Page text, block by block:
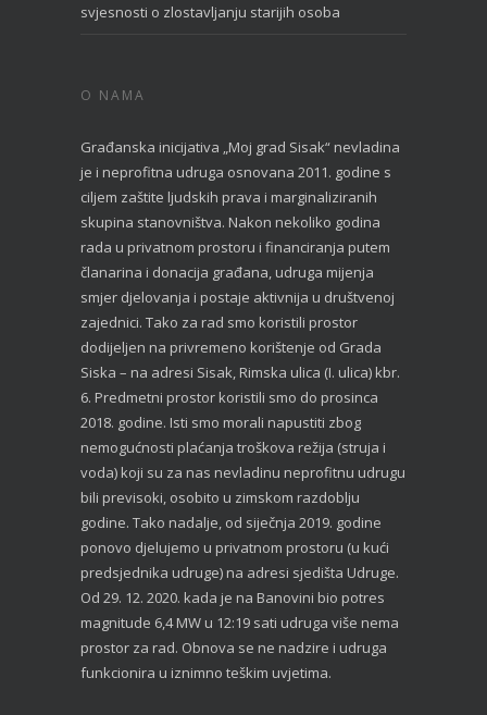
svjesnosti o zlostavljanju starijih osoba
O NAMA
Građanska inicijativa „Moj grad Sisak“ nevladina
je i neprofitna udruga osnovana 2011. godine s
ciljem zaštite ljudskih prava i marginaliziranih
skupina stanovništva. Nakon nekoliko godina
rada u privatnom prostoru i financiranja putem
članarina i donacija građana, udruga mijenja
smjer djelovanja i postaje aktivnija u društvenoj
zajednici. Tako za rad smo koristili prostor
dodijeljen na privremeno korištenje od Grada
Siska – na adresi Sisak, Rimska ulica (I. ulica) kbr.
6. Predmetni prostor koristili smo do prosinca
2018. godine. Isti smo morali napustiti zbog
nemogućnosti plaćanja troškova režija (struja i
voda) koji su za nas nevladinu neprofitnu udrugu
bili previsoki, osobito u zimskom razdoblju
godine. Tako nadalje, od siječnja 2019. godine
ponovo djelujemo u privatnom prostoru (u kući
predsjednika udruge) na adresi sjedišta Udruge.
Od 29. 12. 2020. kada je na Banovini bio potres
magnitude 6,4 MW u 12:19 sati udruga više nema
prostor za rad. Obnova se ne nadzire i udruga
funkcionira u iznimno teškim uvjetima.